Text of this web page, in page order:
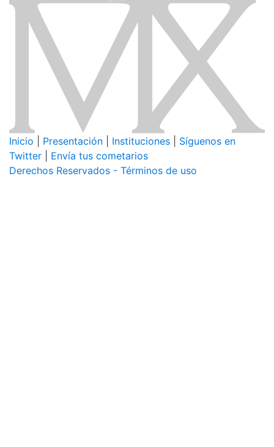
Inicio Presentación Instituciones
Síguenos en
Twitter
Envía tus cometarios
Derechos Reservados - Términos de uso